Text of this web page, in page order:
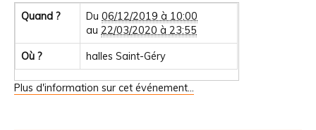
Quand ? Du06/12/2019 à 10:00
au22/03/2020 à 23:55
Où ? halles Saint-Géry
Plus d'information sur cet événement…